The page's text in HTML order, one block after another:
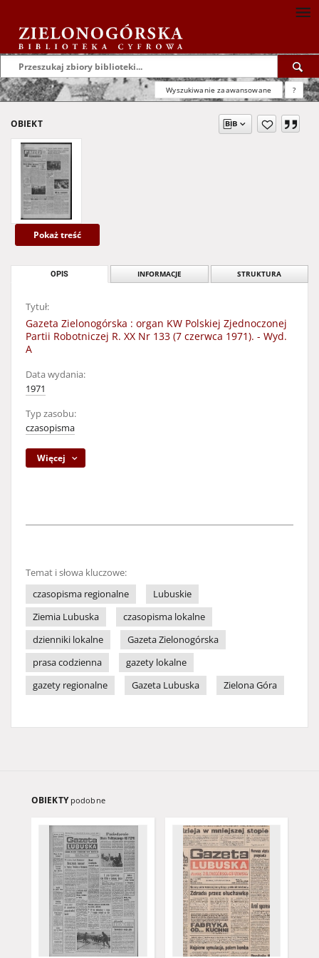
Wyszukiwanie zaawansowane ?
OBIEKT
Pokaż treść
OPIS INFORMACJE STRUKTURA
Tytuł:
Gazeta Zielonogórska : organ KW Polskiej Zjednoczonej
Partii Robotniczej R. XX Nr 133 (7 czerwca 1971). - Wyd.
A
Data wydania:
1971
Typ zasobu:
czasopisma
Więcej
Temat i słowa kluczowe:
czasopisma regionalne
Lubuskie
Ziemia Lubuska
czasopisma lokalne
dzienniki lokalne
Gazeta Zielonogórska
prasa codzienna
gazety lokalne
gazety regionalne
Gazeta Lubuska Zielona Góra
OBIEKTY podobne